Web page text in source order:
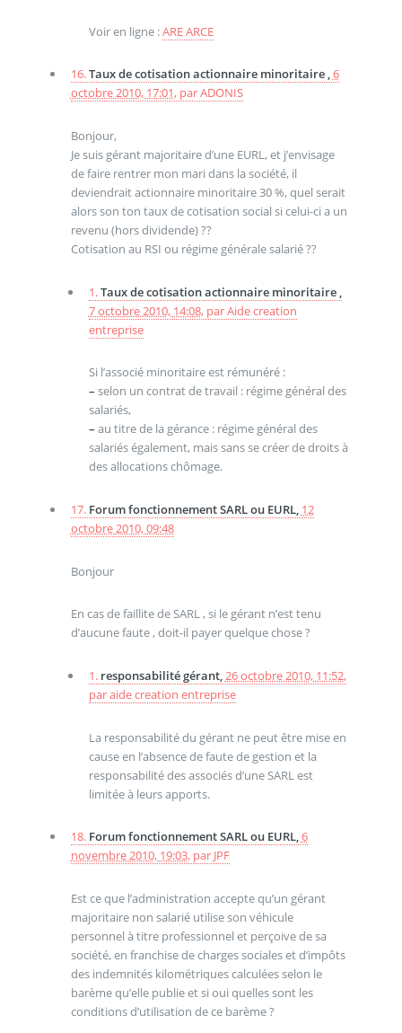
Voir en ligne :ARE ARCE
16.Taux de cotisation actionnaire minoritaire ,6
octobre 2010, 17:01, parADONIS
Bonjour,
Je suis gérant majoritaire d’une EURL, et j’envisage
de faire rentrer mon mari dans la société, il
deviendrait actionnaire minoritaire 30 %, quel serait
alors son ton taux de cotisation social si celui-ci a un
revenu (hors dividende) ??
Cotisation au RSI ou régime générale salarié ??
1.Taux de cotisation actionnaire minoritaire ,
7 octobre 2010, 14:08, parAide creation
entreprise
Si l’associé minoritaire est rémunéré :
– selon un contrat de travail : régime général des
salariés,
– au titre de la gérance : régime général des
salariés également, mais sans se créer de droits à
des allocations chômage.
17. Forum fonctionnement SARL ou EURL, 12
octobre 2010, 09:48
Bonjour
En cas de faillite de SARL , si le gérant n’est tenu
d’aucune faute , doit-il payer quelque chose ?
1. responsabilité gérant,26 octobre 2010, 11:52,
paraide creation entreprise
La responsabilité du gérant ne peut être mise en
cause en l’absence de faute de gestion et la
responsabilité des associés d’une SARL est
limitée à leurs apports.
18. Forum fonctionnement SARL ou EURL,6
novembre 2010, 19:03, par JPF
Est ce que l’administration accepte qu’un gérant
majoritaire non salarié utilise son véhicule
personnel à titre professionnel et perçoive de sa
société, en franchise de charges sociales et d’impôts
des indemnités kilométriques calculées selon le
barème qu’elle publie et si oui quelles sont les
conditions d’utilisation de ce barème ?